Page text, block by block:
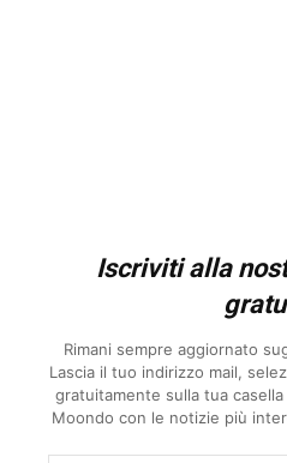
Iscriviti alla
Rimani sempre aggiornato
Lascia il tuo indirizzo mail,
gratuitamente sulla tua
Moondo con le notizie più